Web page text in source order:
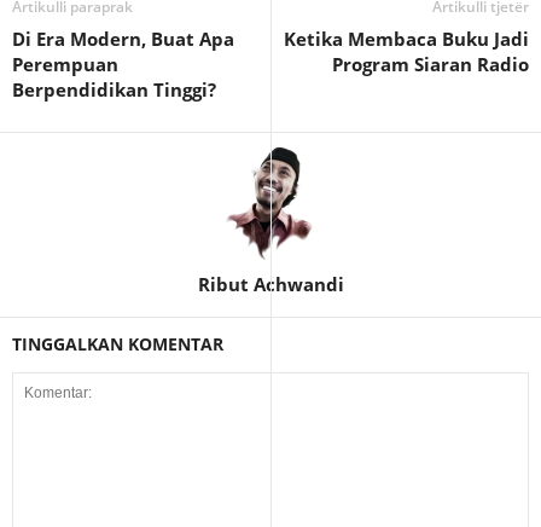
Artikulli paraprak
Di Era Modern, Buat Apa
Perempuan
Berpendidikan Tinggi?
Artikulli tjetër
Ketika Membaca Buku Jadi
Program Siaran Radio
Ribut Achwandi
TINGGALKAN KOMENTAR